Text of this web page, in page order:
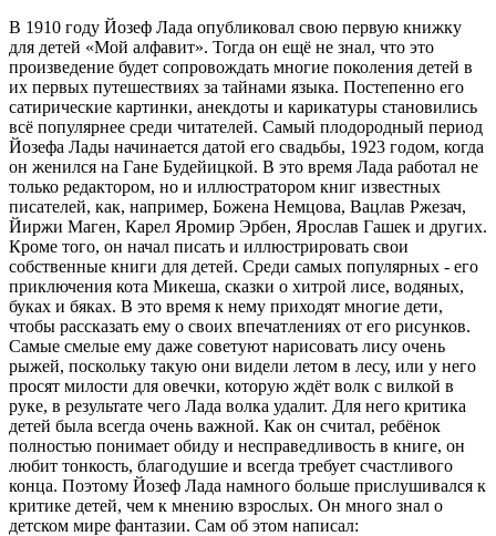
В 1910 году Йозеф Лада опубликовал свою первую книжку
для детей «Мой алфавит». Тогда он ещё не знал, что это
произведение будет сопровождать многие поколения детей в
их первых путешествиях за тайнами языка. Постепенно его
сатирические картинки, анекдоты и карикатуры становились
всё популярнее среди читателей. Самый плодородный период
Йозефа Лады начинается датой его свадьбы, 1923 годом, когда
он женился на Гане Будейицкой. В это время Лада работал не
только редактором, но и иллюстратором книг известных
писателей, как, например, Божена Немцова, Вацлав Ржезач,
Йиржи Маген, Карел Яромир Эрбен, Ярослав Гашек и других.
Кроме того, он начал писать и иллюстрировать свои
собственные книги для детей. Среди самых популярных - его
приключения кота Микеша, сказки о хитрой лисе, водяных,
буках и бяках. В это время к нему приходят многие дети,
чтобы рассказать ему о своих впечатлениях от его рисунков.
Самые смелые ему даже советуют нарисовать лису очень
рыжей, поскольку такую они видели летом в лесу, или у него
просят милости для овечки, которую ждёт волк с вилкой в
руке, в результате чего Лада волка удалит. Для него критика
детей была всегда очень важной. Как он считал, ребёнок
полностью понимает обиду и несправедливость в книге, он
любит тонкость, благодушие и всегда требует счастливого
конца. Поэтому Йозеф Лада намного больше прислушивался к
критике детей, чем к мнению взрослых. Он много знал о
детском мире фантазии. Сам об этом написал: